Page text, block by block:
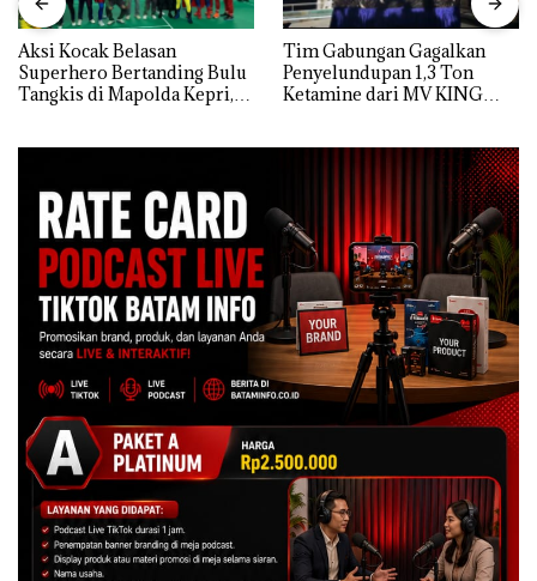
Aksi Kocak Belasan
Superhero Bertanding Bulu
Tangkis di Mapolda Kepri,
Tim Gabungan Gagalkan
Penyelundupan 1,3 Ton
Ketamine dari MV KING